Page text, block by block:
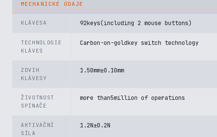
MECHANICKÉ ÚDAJE
KLÁVESA 92keys(including 2 mouse buttons)
TECHNOLOGIE
KLÁVES
Carbon-on-goldkey switch technology
ZDVIH
KLÁVESY
1.50mm±0.10mm
ŽIVOTNOST
SPÍNAČE
more than5million of operations
AKTIVAČNÍ
SÍLA
1.2N±0.2N